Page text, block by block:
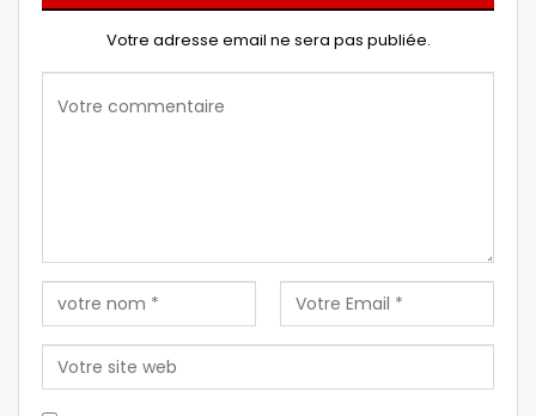
Votre adresse email ne sera pas publiée.